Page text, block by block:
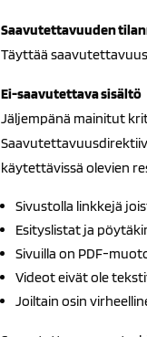
Saavutettavuuden
Täyttää
Ei-saavutettava sisältö
Jäljempänä mainitut
käytettävissä olevien
Sivustolla linkkejä
Esityslistat ja
Sivuilla on PDF-
Videot eivät ole
Joiltain osin